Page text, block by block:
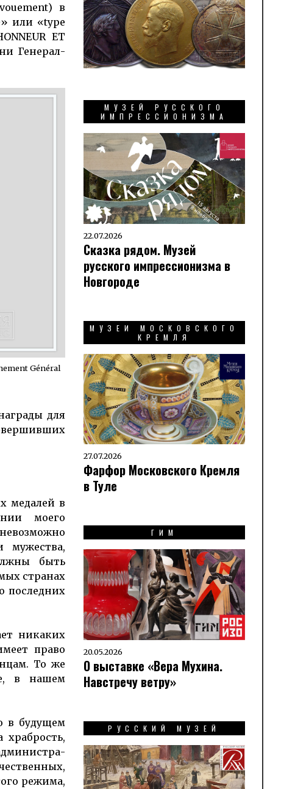
в
или «type
ET
Генерал-
Géné­ral
для
медалей в
моего
мужества,
быть
странах
последних
никаких
право
То же
в нашем
в будущем
режима,
МУЗЕЙ РУССКОГО
ИМПРЕССИОНИЗМА
22.07.2026
Сказка рядом. Музей
русского импрессионизма в
Новгороде
МУЗЕИ МОСКОВСКОГО
КРЕМЛЯ
27.07.2026
Фарфор Московского Кремля
в Туле
ГИМ
20.05.2026
О выставке «Вера Мухина.
Навстречу ветру»
РУССКИЙ МУЗЕЙ